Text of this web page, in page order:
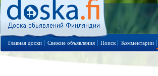
Главная доски Свежие объявления Поиск Комментарии